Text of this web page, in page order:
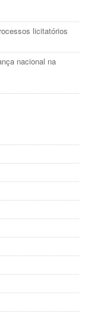
licitatórios
nacional na